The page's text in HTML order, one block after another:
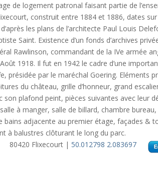
de logement patronal faisant partie de
construit entre 1884 et 1886, dates
les plans de l’architecte Paul Louis
Saint. Existence d’un fonds d’archives
Rawlinson, commandant de la IVe armée
1918. Il fut en 1942 le cadre d’une
présidée par le maréchal Goering. Eléments
du château, grille d’honneur, grand
son plafond peint, pièces suivantes avec leur
à manger, salle de billard, chambre
bains adjacente au premier étage, façades &
à balustres clôturant le long du parc.
80420 Flixecourt | 50.012798 2.083697